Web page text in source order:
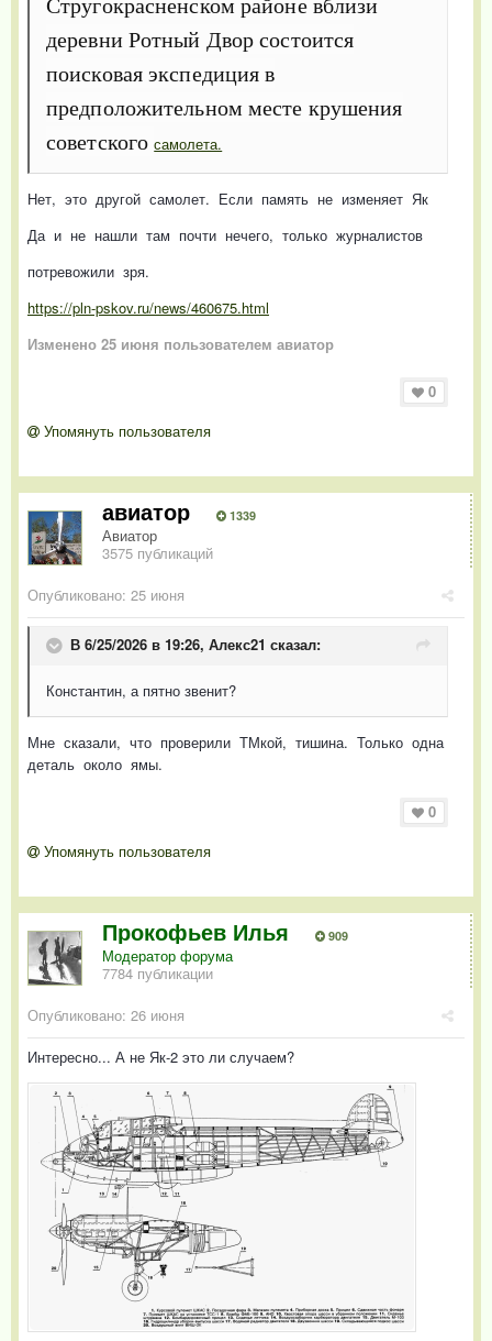
деревни Ротный Двор состоится
поисковая экспедиция в
предположительном месте крушения
советскогосамолета.
Нет, это другой самолет. Если память не изменяет Як
Да и не нашли там почти нечего, только журналистов
потревожили зря.
https://pln-pskov.ru/news/460675.html
Изменено 25 июня пользователем авиатор
0
Упомянуть пользователя
авиатор 1339
Авиатор
3575 публикаций
Опубликовано: 25 июня
В 6/25/2026 в 19:26, Алекс21 сказал:
Константин, а пятно звенит?
Мне сказали, что проверили ТМкой, тишина. Только одна
деталь около ямы.
0
Упомянуть пользователя
Прокофьев Илья 909
Модератор форума
7784 публикации
Опубликовано: 26 июня
Интересно... А не Як-2 это ли случаем?